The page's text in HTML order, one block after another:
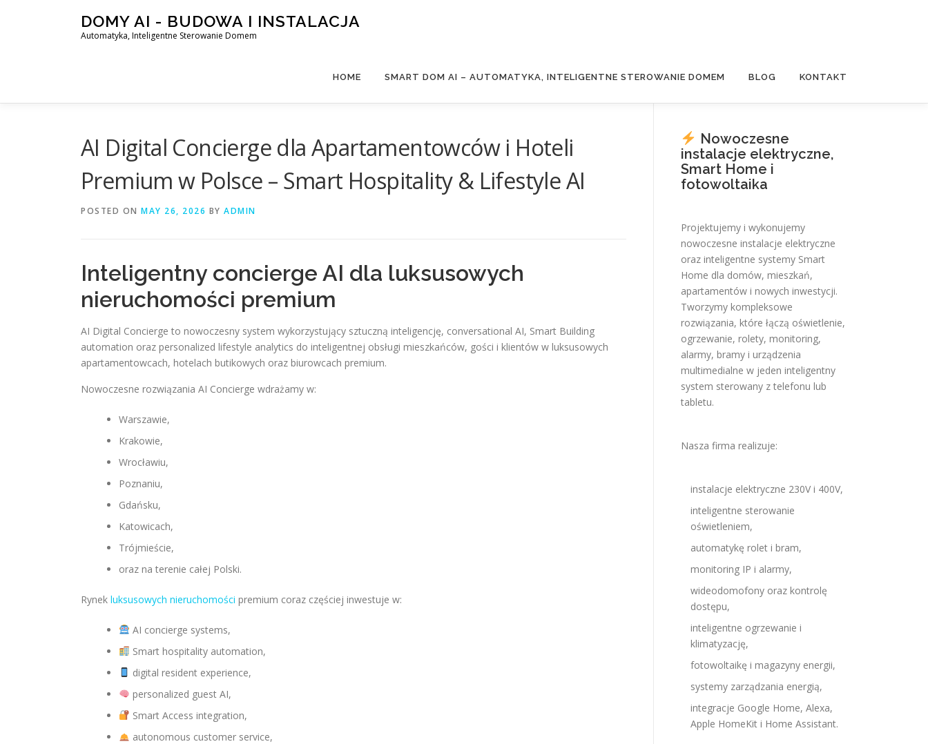
DOMY AI - BUDOWA I INSTALACJA
Automatyka, Inteligentne Sterowanie Domem
HOME SMART DOM AI – AUTOMATYKA, INTELIGENTNE STEROWANIE DOMEM BLOG KONTAKT
AI Digital Concierge dla Apartamentowców i Hoteli
Premium w Polsce – Smart Hospitality & Lifestyle AI
POSTED ON MAY 26, 2026 BY ADMIN
Inteligentny concierge AI dla luksusowych
nieruchomości premium
AI Digital Concierge to nowoczesny system wykorzystujący sztuczną inteligencję, conversational AI, Smart Building
automation oraz personalized lifestyle analytics do inteligentnej obsługi mieszkańców, gości i klientów w luksusowych
apartamentowcach, hotelach butikowych oraz biurowcach premium.
Nowoczesne rozwiązania AI Concierge wdrażamy w:
Warszawie,
Krakowie,
Wrocławiu,
Poznaniu,
Gdańsku,
Katowicach,
Trójmieście,
oraz na terenie całej Polski.
Rynek luksusowych nieruchomości premium coraz częściej inwestuje w:
AI concierge systems,
Smart hospitality automation,
digital resident experience,
personalized guest AI,
Smart Access integration,
autonomous customer service,
Nowoczesne
instalacje elektryczne,
Smart Home i
fotowoltaika
Projektujemy i wykonujemy
nowoczesne instalacje elektryczne
oraz inteligentne systemy Smart
Home dla domów, mieszkań,
apartamentów i nowych inwestycji.
Tworzymy kompleksowe
rozwiązania, które łączą oświetlenie,
ogrzewanie, rolety, monitoring,
alarmy, bramy i urządzenia
multimedialne w jeden inteligentny
system sterowany z telefonu lub
tabletu.
Nasza firma realizuje:
instalacje elektryczne 230V i 400V,
inteligentne sterowanie
oświetleniem,
automatykę rolet i bram,
monitoring IP i alarmy,
wideodomofony oraz kontrolę
dostępu,
inteligentne ogrzewanie i
klimatyzację,
fotowoltaikę i magazyny energii,
systemy zarządzania energią,
integracje Google Home, Alexa,
Apple HomeKit i Home Assistant.